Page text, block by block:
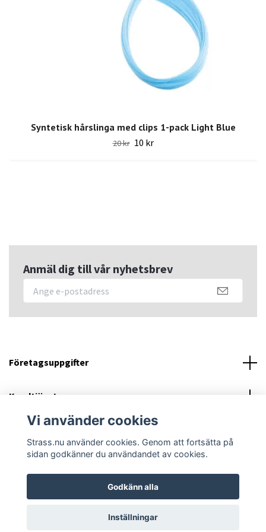
Syntetisk hårslinga med clips 1-pack Light Blue
20 kr 10 kr
Anmäl dig till vår nyhetsbrev
Företagsuppgifter
Kundtjänst
© 2026 Strass.nuPowered by Quickbutik
Vi använder cookies
Strass.nu använder cookies. Genom att fortsätta på
sidan godkänner du användandet av cookies.
Godkänn alla
Inställningar